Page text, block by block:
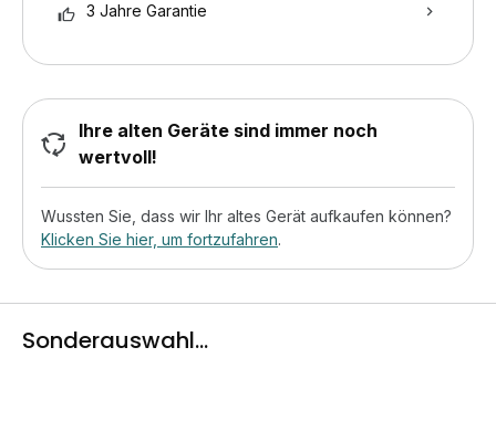
3 Jahre Garantie
Ihre alten Geräte sind immer noch
wertvoll!
Wussten Sie, dass wir Ihr altes Gerät aufkaufen können?
Klicken Sie hier, um fortzufahren.
Sonderauswahl...